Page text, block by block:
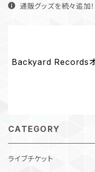
通販グッズを続々追加！
Backyard Recordsオ
CATEGORY
ライブチケット